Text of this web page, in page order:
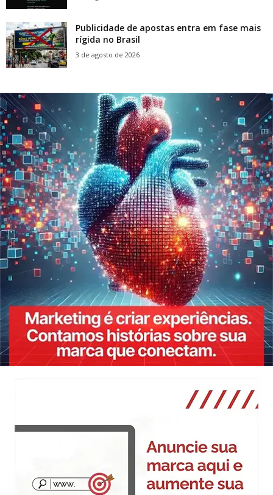
Publicidade de apostas entra em fase mais
rígida no Brasil
3 de agosto de 2026